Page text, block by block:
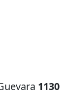
1130